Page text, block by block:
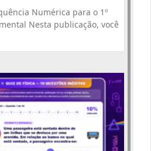
Numérica para o 1º
Nesta publicação, você